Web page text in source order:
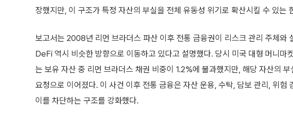
장했지만, 이 구조가 특정 자산의 부실을 전체 유동성 위기로 확산시킬 수 있는
보고서는 2008년 리먼 브라더스 파산 이후 전통 금융권이 리스크 관리 주체와
DeFi 역시 비슷한 방향으로 이동하고 있다고 설명했다. 당시 미국 대형 머니
는 보유 자산 중 리먼 브라더스 채권 비중이 1.2%에 불과했지만, 해당 자산의
요청으로 이어졌다. 이 사건 이후 전통 금융은 자산 운용, 수탁, 담보 관리, 위험
이를 차단하는 구조를 강화했다.